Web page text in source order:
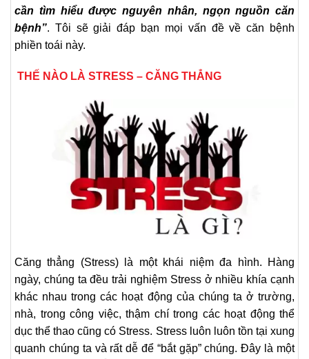
cần tìm hiểu được nguyên nhân, ngọn nguồn căn
bệnh”. Tôi sẽ giải đáp bạn mọi vấn đề về căn bệnh
phiền toái này.
THẾ NÀO LÀ STRESS – CĂNG THẲNG
Căng thẳng (Stress) là một khái niệm đa hình. Hàng
ngày, chúng ta đều trải nghiệm Stress ở nhiều khía cạnh
khác nhau trong các hoạt động của chúng ta ở trường,
nhà, trong công việc, thậm chí trong các hoạt động thể
dục thể thao cũng có Stress. Stress luôn luôn tồn tại xung
quanh chúng ta và rất dễ để “bắt gặp” chúng. Đây là một